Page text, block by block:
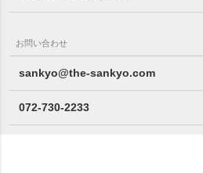
お問い合わせ
sankyo@the-sankyo.com
072-730-2233